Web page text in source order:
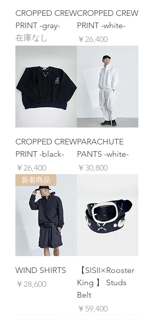
CROPPED CREW
PRINT -gray-
在庫なし
CROPPED CREW
PRINT -white-
価格
￥26,400
CROPPED CREW
PRINT -black-
価格
￥26,400
PARACHUTE
PANTS -white-
価格
￥30,800
新着商品
WIND SHIRTS
価格
￥28,600
【SISII×Rooster
King 】 Studs
Belt
価格
￥59,400